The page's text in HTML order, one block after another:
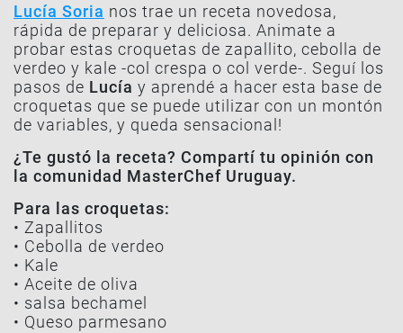
Lucía Soria nos trae un receta novedosa,
rápida de preparar y deliciosa. Animate a
probar estas croquetas de zapallito, cebolla de
verdeo y kale -col crespa o col verde-. Seguí los
pasos de Lucía y aprendé a hacer esta base de
croquetas que se puede utilizar con un montón
de variables, y queda sensacional!
¿Te gustó la receta? Compartí tu opinión con
la comunidad MasterChef Uruguay.
Para las croquetas:
• Zapallitos
• Cebolla de verdeo
• Kale
• Aceite de oliva
• salsa bechamel
• Queso parmesano